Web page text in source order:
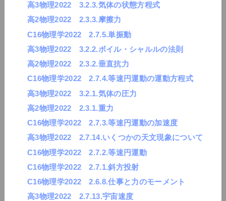
高3物理2022 3.2.3.気体の状態方程式
高2物理2022 2.3.3.摩擦力
C16物理学2022 2.7.5.単振動
高3物理2022 3.2.2.ボイル・シャルルの法則
高2物理2022 2.3.2.垂直抗力
C16物理学2022 2.7.4.等速円運動の運動方程式
高3物理2022 3.2.1.気体の圧力
高2物理2022 2.3.1.重力
C16物理学2022 2.7.3.等速円運動の加速度
高3物理2022 2.7.14.いくつかの天文現象について
C16物理学2022 2.7.2.等速円運動
C16物理学2022 2.7.1.斜方投射
C16物理学2022 2.6.8.仕事と力のモーメント
高3物理2022 2.7.13.宇宙速度